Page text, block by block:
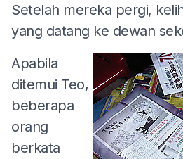
Setelah mereka pergi,
yang datang ke dewan
Apabila
ditemui Teo,
beberapa
orang
berkata